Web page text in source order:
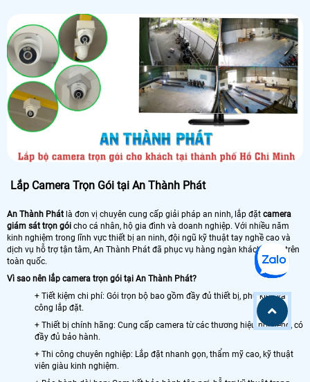
Lắp Camera Trọn Gói tại An Thành Phát
An Thành Phát là đơn vị chuyên cung cấp giải pháp an ninh, lắp đặt camera
giám sát trọn gói cho cá nhân, hộ gia đình và doanh nghiệp. Với nhiều năm
kinh nghiệm trong lĩnh vực thiết bị an ninh, đội ngũ kỹ thuật tay nghề cao và
dịch vụ hỗ trợ tận tâm, An Thành Phát đã phục vụ hàng ngàn khách hàng trên
toàn quốc.
Vì sao nên lắp camera trọn gói tại An Thành Phát?
+ Tiết kiệm chi phí: Gói trọn bộ bao gồm đầy đủ thiết bị, phụ kiện và
công lắp đặt.
+ Thiết bị chính hãng: Cung cấp camera từ các thương hiệu nổi tiếng, có
đầy đủ bảo hành.
+ Thi công chuyên nghiệp: Lắp đặt nhanh gọn, thẩm mỹ cao, kỹ thuật
viên giàu kinh nghiệm.